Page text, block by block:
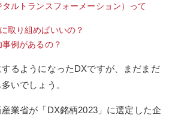
ルトランスフォーメーション）って
取り組めばいいの？
例があるの？
るようになったDXですが、まだまだ
いでしょう。
業省が「DX銘柄2023」に選定した企